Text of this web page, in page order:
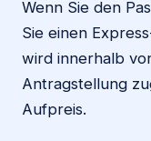
Wenn Sie den
Sie einen
wird innerhalb
Antragstellung
Aufpreis.